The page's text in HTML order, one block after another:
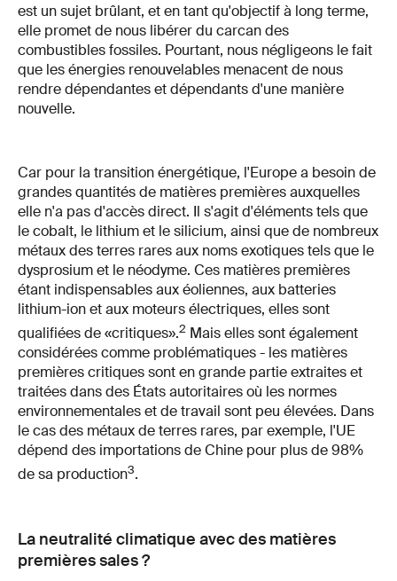
est un sujet brûlant, et en tant qu'objectif à long terme,
elle promet de nous libérer du carcan des
combustibles fossiles. Pourtant, nous négligeons le fait
que les énergies renouvelables menacent de nous
rendre dépendantes et dépendants d'une manière
nouvelle.
Car pour la transition énergétique, l'Europe a besoin de
grandes quantités de matières premières auxquelles
elle n'a pas d'accès direct. Il s'agit d'éléments tels que
le cobalt, le lithium et le silicium, ainsi que de nombreux
métaux des terres rares aux noms exotiques tels que le
dysprosium et le néodyme. Ces matières premières
étant indispensables aux éoliennes, aux batteries
lithium-ion et aux moteurs électriques, elles sont
qualifiées de «critiques».2 Mais elles sont également
considérées comme problématiques - les matières
premières critiques sont en grande partie extraites et
traitées dans des États autoritaires où les normes
environnementales et de travail sont peu élevées. Dans
le cas des métaux de terres rares, par exemple, l'UE
dépend des importations de Chine pour plus de 98%
de sa production3.
La neutralité climatique avec des matières
premières sales ?